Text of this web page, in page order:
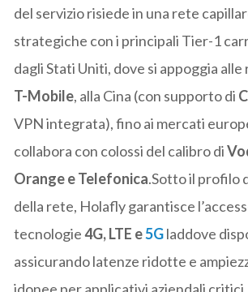
del servizio risiede in una rete
strategiche con i principali Tier-1
dagli Stati Uniti, dove si appoggia
T-Mobile, alla Cina (con supporto di
VPN integrata), fino ai mercati
collabora con colossi del calibro di
Orange e Telefonica.Sotto il profilo
della rete, Holafly garantisce
tecnologie4G, LTE e5Gladdove
assicurando latenze ridotte e